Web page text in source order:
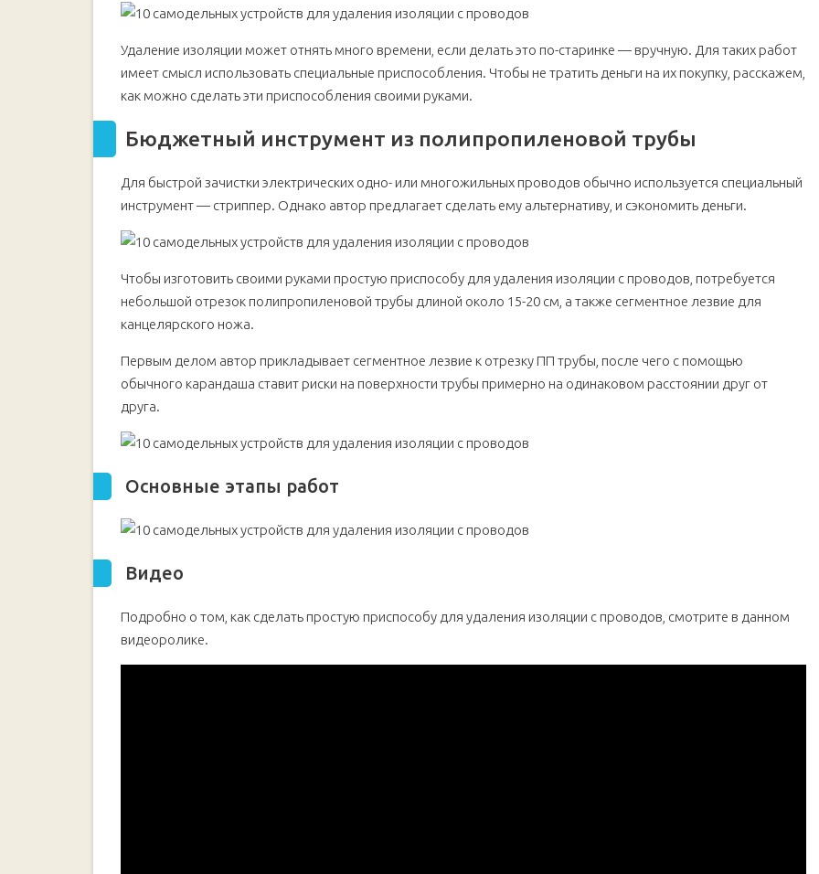
Видео
Видео
Материалы и этапы работ
Режущий нож
Видео
Настольный станок для снятия изоляции с электрических кабелей
Основные этапы работ
Удаление изоляции может отнять много времени, если делать это по-старинке — вручную. Для таких работ
имеет смысл использовать специальные приспособления. Чтобы не тратить деньги на их покупку, расскажем,
как можно сделать эти приспособления своими руками.
Бюджетный инструмент из полипропиленовой трубы
Для быстрой зачистки электрических одно- или многожильных проводов обычно используется специальный
инструмент — стриппер. Однако автор предлагает сделать ему альтернативу, и сэкономить деньги.
Чтобы изготовить своими руками простую приспособу для удаления изоляции с проводов, потребуется
небольшой отрезок полипропиленовой трубы длиной около 15-20 см, а также сегментное лезвие для
канцелярского ножа.
Первым делом автор прикладывает сегментное лезвие к отрезку ПП трубы, после чего с помощью
обычного карандаша ставит риски на поверхности трубы примерно на одинаковом расстоянии друг от
друга.
Основные этапы работ
Видео
Подробно о том, как сделать простую приспособу для удаления изоляции с проводов, смотрите в данном
видеоролике.